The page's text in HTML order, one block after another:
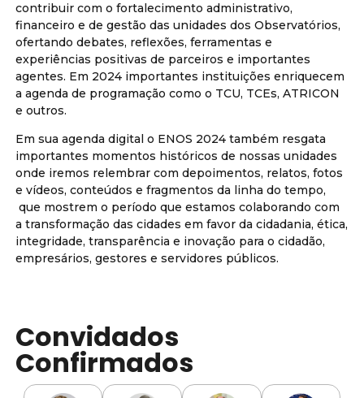
contribuir com o fortalecimento administrativo,
financeiro e de gestão das unidades dos Observatórios,
ofertando debates, reflexões, ferramentas e
experiências positivas de parceiros e importantes
agentes. Em 2024 importantes instituições enriquecem
a agenda de programação como o TCU, TCEs, ATRICON
e outros.
Em sua agenda digital o ENOS 2024 também resgata
importantes momentos históricos de nossas unidades
onde iremos relembrar com depoimentos, relatos, fotos
e vídeos, conteúdos e fragmentos da linha do tempo,
que mostrem o período que estamos colaborando com
a transformação das cidades em favor da cidadania, ética,
integridade, transparência e inovação para o cidadão,
empresários, gestores e servidores públicos.
Convidados
Confirmados